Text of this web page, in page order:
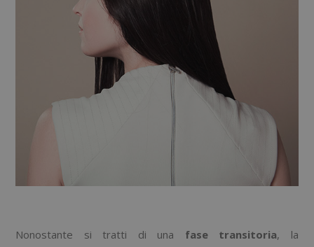
Nonostante si tratti di una fase transitoria, la